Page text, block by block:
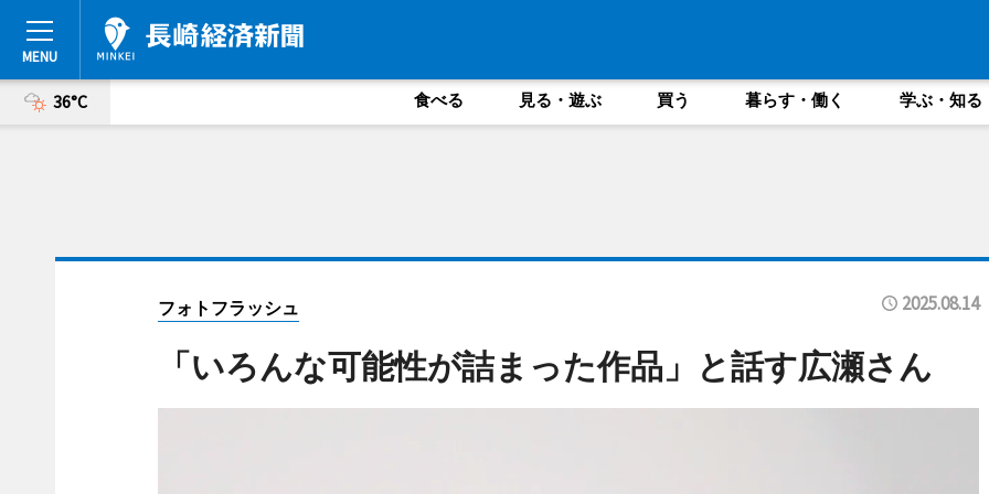
36°C 食べる 見る・遊ぶ 買う 暮らす・働く 学ぶ・知る
フォトフラッシュ 2025.08.14
「いろんな可能性が詰まった作品」と話す広瀬さん